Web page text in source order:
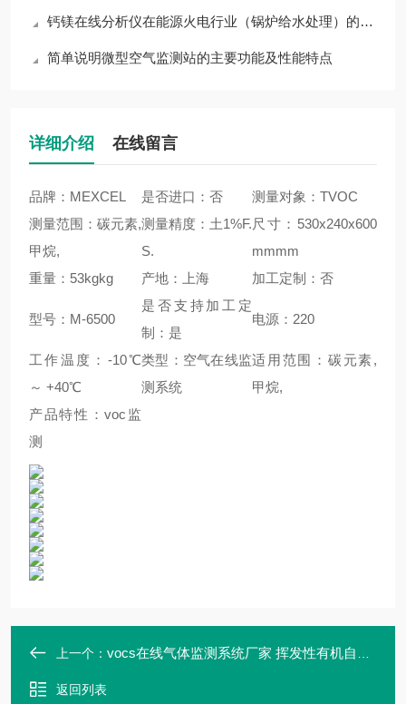
钙镁在线分析仪在能源火电行业（锅炉给水处理）的作用
简单说明微型空气监测站的主要功能及性能特点
详细介绍 在线留言
品牌：MEXCEL 是否进口：否
测量对象：TVOC
测量范围：碳元素,
甲烷,
测量精度：土1%F.
S.
尺寸：530x240x600
mmmm
重量：53kgkg
产地：上海 加工定制：否
型号：M-6500
是否支持加工定
制：是
电源：220
工作温度：-10℃
～ +40℃
类型：空气在线监
测系统
适用范围：碳元素,
甲烷,
产品特性：voc监
测
上一个： vocs在线气体监测系统厂家 挥发性有机自动检测
返回列表